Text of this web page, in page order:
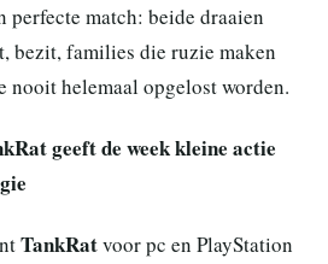
perfecte match: beide draaien
bezit, families die ruzie maken
nooit helemaal opgelost worden.
geeft de week kleine actie
TankRatvoor pc en PlayStation